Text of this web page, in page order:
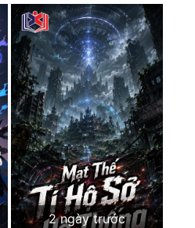
2 ngày trước